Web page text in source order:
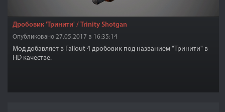
Дробовик 'Тринити' / Trinity Shotgan
Опубликовано 27.05.2017 в 16:35:14
Мод добавляет в Fallout 4 дробовик под названием "Тринити" в
HD качестве.